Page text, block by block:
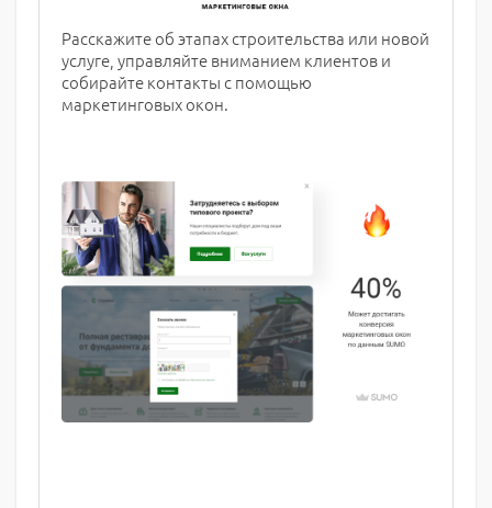
Расскажите об этапах строительства или новой
услуге, управляйте вниманием клиентов и
собирайте контакты с помощью
маркетинговых окон.